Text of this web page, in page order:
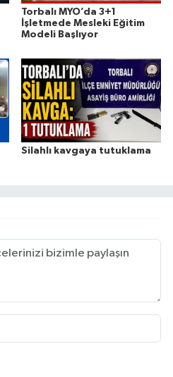
Torbalı MYO’da 3+1
İşletmede Mesleki Eğitim
Modeli Başlıyor
Silahlı kavgaya tutuklama